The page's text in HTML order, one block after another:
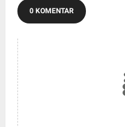
0 KOMENTAR